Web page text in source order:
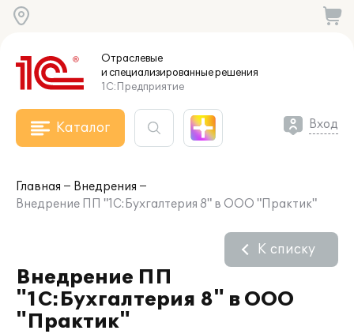
Отраслевые
и специализированныерешения
1С:Предприятие
Каталог Вход
Главная
Внедрения
Внедрение ПП "1С:Бухгалтерия 8" в ООО "Практик"
Внедрение ПП
"1С:Бухгалтерия 8" в ООО
"Практик"
К списку